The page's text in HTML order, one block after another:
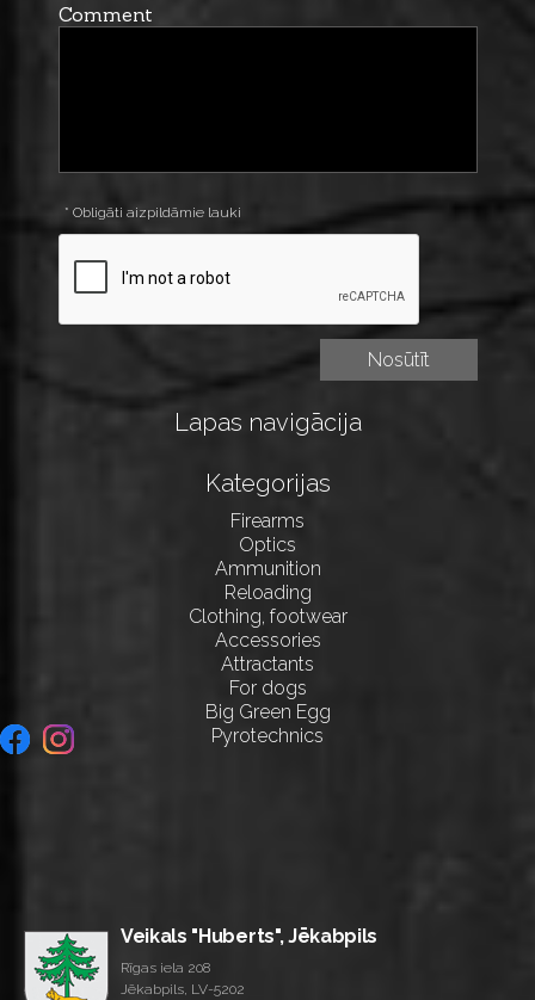
Comment
* Obligāti aizpildāmie lauki
Lapas navigācija
Kategorijas
Firearms
Optics
Ammunition
Reloading
Clothing, footwear
Accessories
Attractants
For dogs
Big Green Egg
Pyrotechnics
Veikals "Huberts", Jēkabpils
Rīgas iela 208
Jēkabpils, LV-5202